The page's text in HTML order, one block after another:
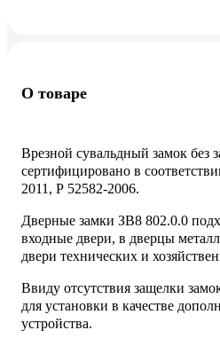
О товаре
Врезной сувальдный замок без
сертифицировано в
2011, Р 52582-2006.
Дверные замки ЗВ8 802.0.0
входные двери, в дверцы
двери технических и
Ввиду отсутствия защелки
для установки в качестве
устройства.